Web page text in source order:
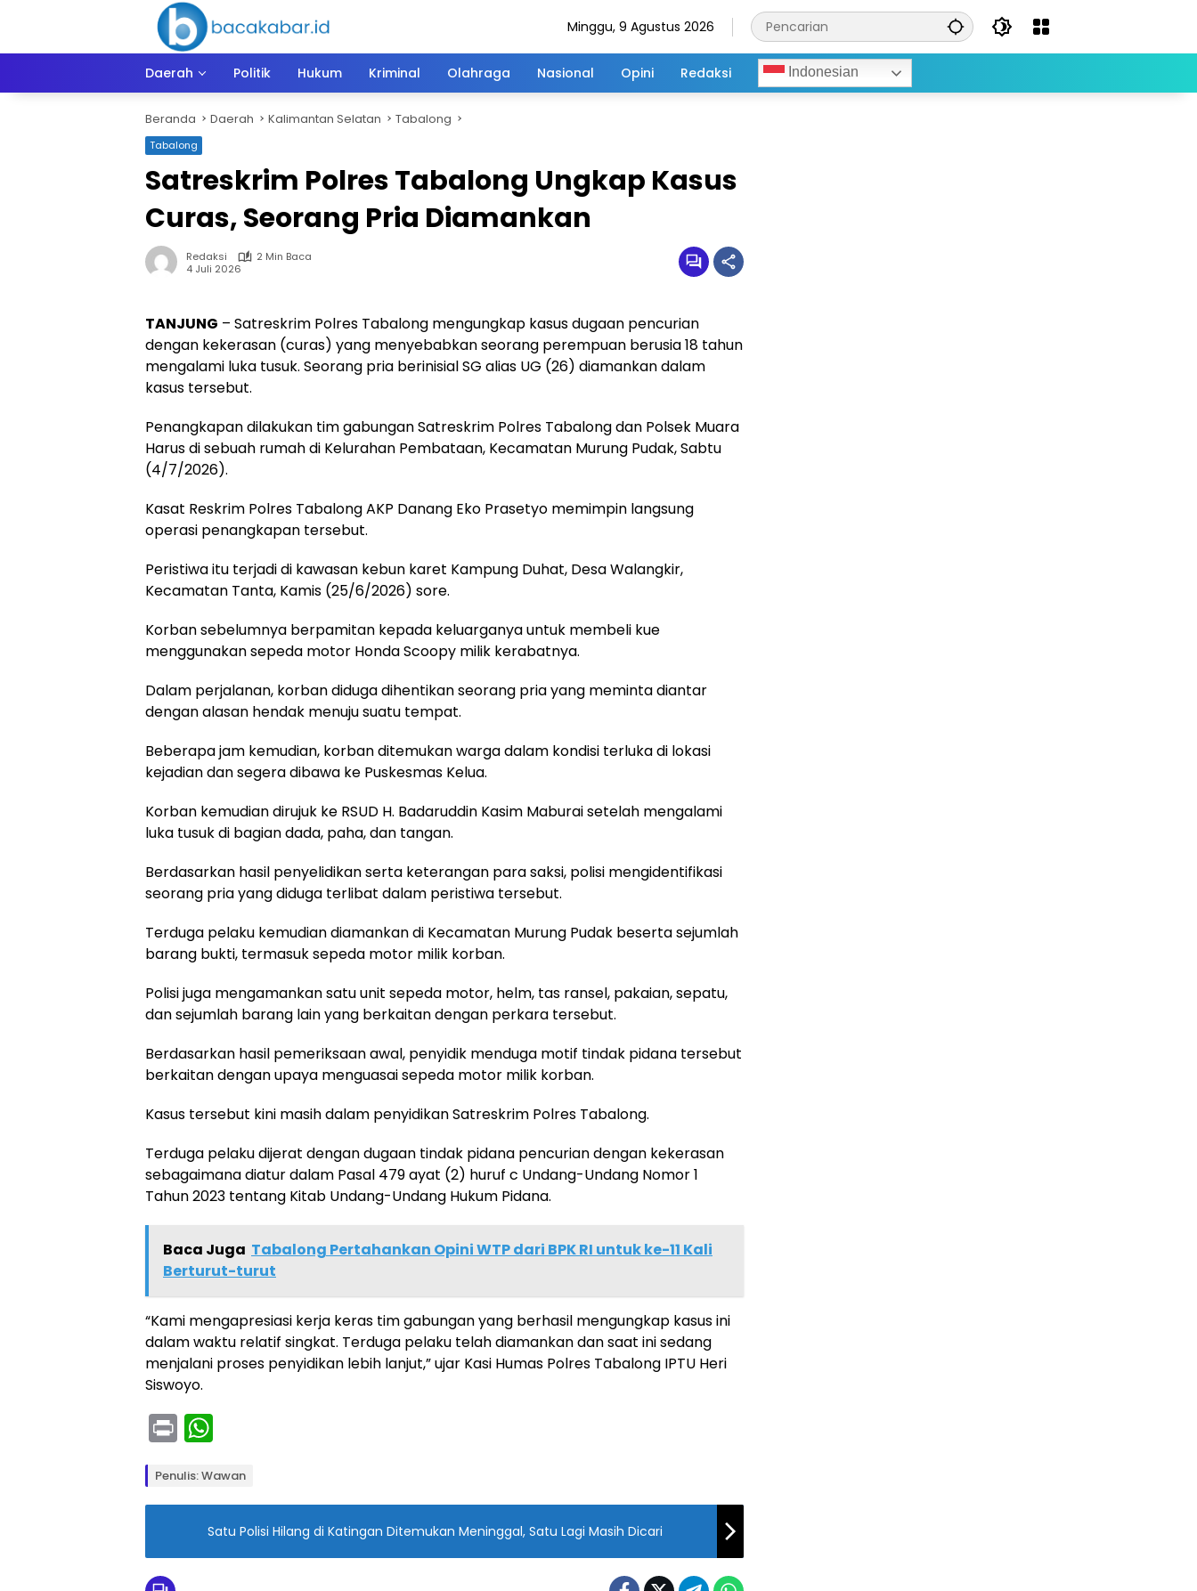
Minggu, 9 Agustus 2026
Daerah Politik Hukum Kriminal Olahraga Nasional Opini Redaksi Indonesian
Beranda Daerah Kalimantan Selatan Tabalong
Tabalong
Satreskrim Polres Tabalong Ungkap Kasus
Curas, Seorang Pria Diamankan
Redaksi
2 Min Baca
4 Juli 2026
TANJUNG – Satreskrim Polres Tabalong mengungkap kasus dugaan pencurian
dengan kekerasan (curas) yang menyebabkan seorang perempuan berusia 18 tahun
mengalami luka tusuk. Seorang pria berinisial SG alias UG (26) diamankan dalam
kasus tersebut.
Penangkapan dilakukan tim gabungan Satreskrim Polres Tabalong dan Polsek Muara
Harus di sebuah rumah di Kelurahan Pembataan, Kecamatan Murung Pudak, Sabtu
(4/7/2026).
Kasat Reskrim Polres Tabalong AKP Danang Eko Prasetyo memimpin langsung
operasi penangkapan tersebut.
Peristiwa itu terjadi di kawasan kebun karet Kampung Duhat, Desa Walangkir,
Kecamatan Tanta, Kamis (25/6/2026) sore.
Korban sebelumnya berpamitan kepada keluarganya untuk membeli kue
menggunakan sepeda motor Honda Scoopy milik kerabatnya.
Dalam perjalanan, korban diduga dihentikan seorang pria yang meminta diantar
dengan alasan hendak menuju suatu tempat.
Beberapa jam kemudian, korban ditemukan warga dalam kondisi terluka di lokasi
kejadian dan segera dibawa ke Puskesmas Kelua.
Korban kemudian dirujuk ke RSUD H. Badaruddin Kasim Maburai setelah mengalami
luka tusuk di bagian dada, paha, dan tangan.
Berdasarkan hasil penyelidikan serta keterangan para saksi, polisi mengidentifikasi
seorang pria yang diduga terlibat dalam peristiwa tersebut.
Terduga pelaku kemudian diamankan di Kecamatan Murung Pudak beserta sejumlah
barang bukti, termasuk sepeda motor milik korban.
Polisi juga mengamankan satu unit sepeda motor, helm, tas ransel, pakaian, sepatu,
dan sejumlah barang lain yang berkaitan dengan perkara tersebut.
Berdasarkan hasil pemeriksaan awal, penyidik menduga motif tindak pidana tersebut
berkaitan dengan upaya menguasai sepeda motor milik korban.
Kasus tersebut kini masih dalam penyidikan Satreskrim Polres Tabalong.
Terduga pelaku dijerat dengan dugaan tindak pidana pencurian dengan kekerasan
sebagaimana diatur dalam Pasal 479 ayat (2) huruf c Undang-Undang Nomor 1
Tahun 2023 tentang Kitab Undang-Undang Hukum Pidana.
Baca Juga Tabalong Pertahankan Opini WTP dari BPK RI untuk ke-11 Kali
Berturut-turut
“Kami mengapresiasi kerja keras tim gabungan yang berhasil mengungkap kasus ini
dalam waktu relatif singkat. Terduga pelaku telah diamankan dan saat ini sedang
menjalani proses penyidikan lebih lanjut,” ujar Kasi Humas Polres Tabalong IPTU Heri
Siswoyo.
Pr
in
t a
ts
A
p
Penulis: Wawan
Satu Polisi Hilang di Katingan Ditemukan Meninggal, Satu Lagi Masih Dicari